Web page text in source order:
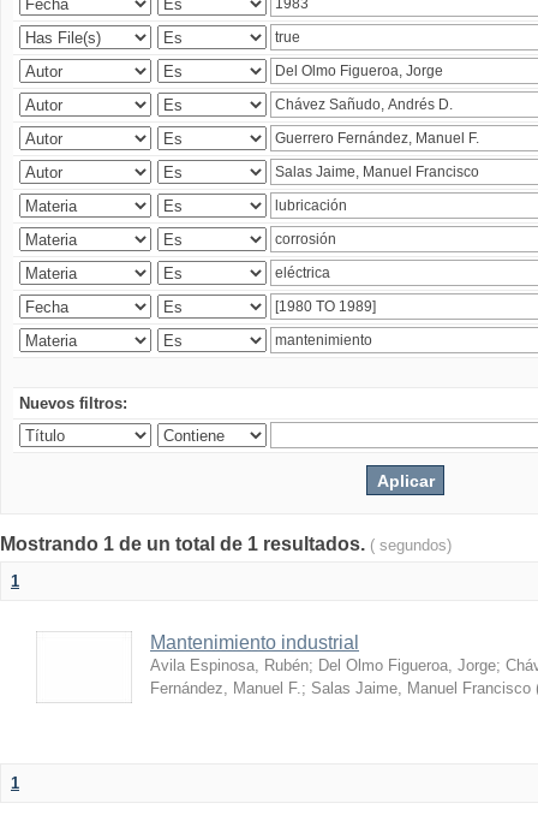
Nuevos filtros:
Mostrando 1 de un total de 1 resultados. ( segundos)
1
Mantenimiento industrial
Avila Espinosa, Rubén; Del Olmo Figueroa, Jorge;
Fernández, Manuel F.; Salas Jaime, Manuel Francisco
1